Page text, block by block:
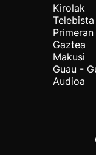
Kirolak
Primeran
Gaztea
Makusi
Guau -
Audioa